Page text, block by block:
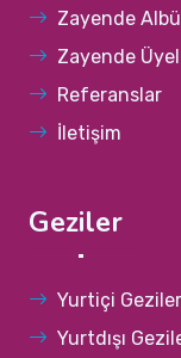
Zayende
Zayende
Referanslar
İletişim
Geziler
Yurtiçi Geziler
Yurtdışı